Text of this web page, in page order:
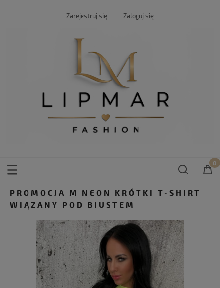
Zarejestruj się Zaloguj się
PROMOCJA M NEON KRÓTKI T-SHIRT
WIĄZANY POD BIUSTEM